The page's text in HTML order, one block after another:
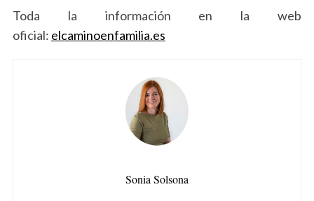
Toda la información en la web
oficial: elcaminoenfamilia.es
Sonia Solsona